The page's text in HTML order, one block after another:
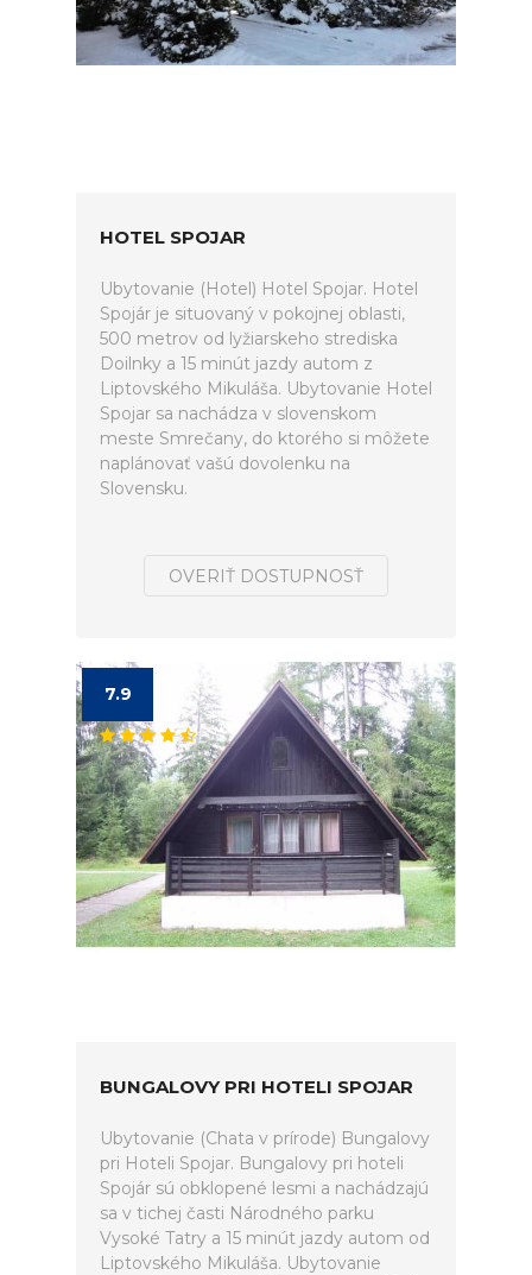
HOTEL SPOJAR
Ubytovanie (Hotel) Hotel Spojar. Hotel
Spojár je situovaný v pokojnej oblasti,
500 metrov od lyžiarskeho strediska
Doilnky a 15 minút jazdy autom z
Liptovského Mikuláša. Ubytovanie Hotel
Spojar sa nachádza v slovenskom
meste Smrečany, do ktorého si môžete
naplánovať vašú dovolenku na
Slovensku.
OVERIŤ DOSTUPNOSŤ
7.9
BUNGALOVY PRI HOTELI SPOJAR
Ubytovanie (Chata v prírode) Bungalovy
pri Hoteli Spojar. Bungalovy pri hoteli
Spojár sú obklopené lesmi a nachádzajú
sa v tichej časti Národného parku
Vysoké Tatry a 15 minút jazdy autom od
Liptovského Mikuláša. Ubytovanie